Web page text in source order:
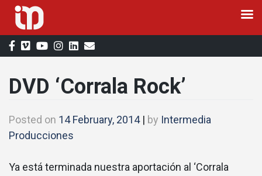
Skip
to
DVD ‘Corrala Rock’
Posted on 14 February, 2014| by Intermedia
Producciones
Ya está terminada nuestra aportación al ‘Corrala